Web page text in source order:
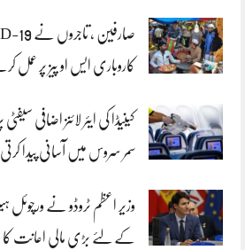
کاروباری ایس او پیز پر عمل
کینیڈا کی ایئر لائنز اضافی
سمر سروس میں آسانی پیدا
وزیر اعظم ٹروڈو نے ورچوئل
کے لئے بڑی مالی اعانت کا